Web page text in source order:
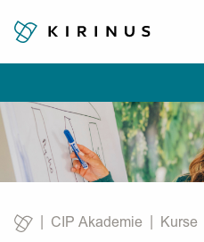
CIP Akademie Kurse